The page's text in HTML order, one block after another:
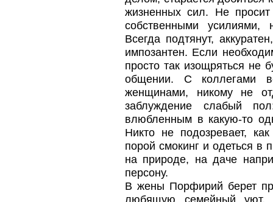
жизненных сил. Не
собственными
Всегда подтянут,
импозантен. Если
просто так изощряться не
общении. С коллегами
женщинами, никому не
заблуждение слабый
влюбленным в какую-то
Никто не подозревает,
порой смокинг и одеться в
на природе, на даче
персону.
В жены Порфирий берет